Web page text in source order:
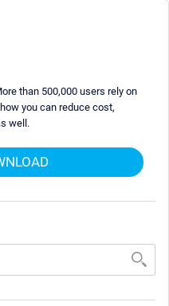
than 500,000 users rely on
you can reduce cost,
well.